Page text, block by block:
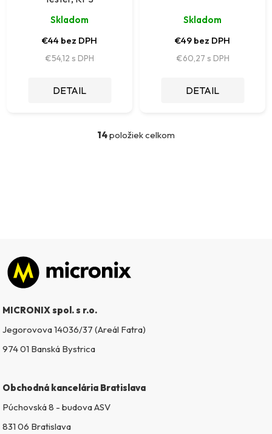
Skladom
€44 bez DPH
€54,12
DETAIL
Skladom
€49 bez DPH
€60,27
DETAIL
O
v
u
14položiek celkom
Zápätie
MICRONIX spol. s r.o.
Jegorovova 14036/37 (Areál Fatra)
974 01 Banská Bystrica
Obchodná kancelária Bratislava
Púchovská 8 - budova ASV
831 06 Bratislava